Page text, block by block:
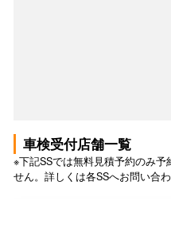
車検受付店舗一覧
※下記SSでは無料見積予約のみ予
せん。詳しくは各SSへお問い合わ